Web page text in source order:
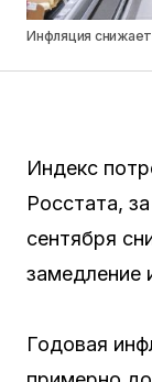
Инфляция
Индекс
Росстата,
сентября
замедление
Годовая